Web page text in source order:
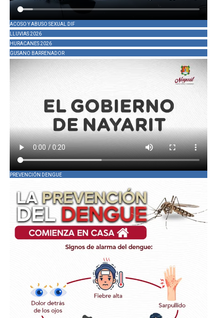
ACOSO Y ABUSO SEXUAL DIF
LLUVIAS 2026
HURACANES 2026
GUSANO BARRENADOR
PREVENCIÓN DENGUE